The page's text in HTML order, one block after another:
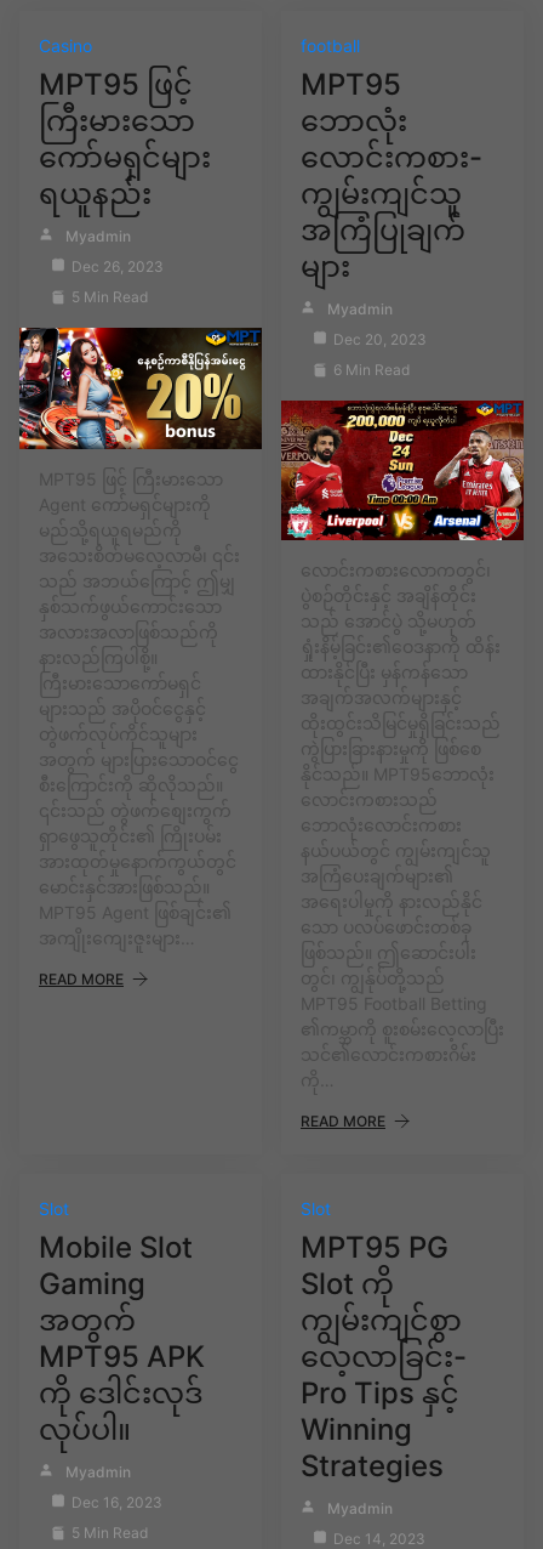
Casino
MPT95 ဖြင့်
ကြီးမားသော
ကော်မရှင်များ
ရယူနည်း
Myadmin
Dec 26, 2023
5 Min Read
MPT95 ဖြင့် ကြီးမားသော
Agent ကော်မရှင်များကို
မည်သို့ရယူရမည်ကို
အသေးစိတ်မလေ့လာမီ၊ ၎င်း
သည် အဘယ်ကြောင့် ဤမျှ
နှစ်သက်ဖွယ်ကောင်းသော
အလားအလာဖြစ်သည်ကို
နားလည်ကြပါစို့။
ကြီးမားသောကော်မရှင်
များသည် အပိုဝင်ငွေနှင့်
တွဲဖက်လုပ်ကိုင်သူများ
အတွက် များပြားသောဝင်ငွေ
စီးကြောင်းကို ဆိုလိုသည်။
၎င်းသည် တွဲဖက်စျေးကွက်
ရှာဖွေသူတိုင်း၏ ကြိုးပမ်း
အားထုတ်မှုနောက်ကွယ်တွင်
မောင်းနှင်အားဖြစ်သည်။
MPT95 ‌Agent ဖြစ်ချင်း၏
အကျိုးကျေးဇူးများ…
READ MORE
football
MPT95
ဘောလုံး
လောင်းကစား-
ကျွမ်းကျင်သူ
အကြံပြုချက်
များ
Myadmin
Dec 20, 2023
6 Min Read
လောင်းကစားလောကတွင်၊
ပွဲစဉ်တိုင်းနှင့် အချိန်တိုင်း
သည် အောင်ပွဲ သို့မဟုတ်
ရှုံးနိမ့်ခြင်း၏ဝေဒနာကို ထိန်း
ထားနိုင်ပြီး မှန်ကန်သော
အချက်အလက်များနှင့်
ထိုးထွင်းသိမြင်မှုရှိခြင်းသည်
ကွဲပြားခြားနားမှုကို ဖြစ်စေ
နိုင်သည်။ MPT95ဘောလုံး
လောင်းကစားသည်
ဘောလုံးလောင်းကစား
နယ်ပယ်တွင် ကျွမ်းကျင်သူ
အကြံပေးချက်များ၏
အရေးပါမှုကို နားလည်နိုင်
သော ပလပ်ဖောင်းတစ်ခု
ဖြစ်သည်။ ဤဆောင်းပါး
တွင်၊ ကျွန်ုပ်တို့သည်
MPT95 Football Betting
၏ကမ္ဘာကို စူးစမ်းလေ့လာပြီး
သင်၏လောင်းကစားဂိမ်း
ကို…
READ MORE
Slot
Mobile Slot
Gaming
အတွက်
MPT95 APK
ကို ဒေါင်းလုဒ်
လုပ်ပါ။
Myadmin
Dec 16, 2023
5 Min Read
Slot
MPT95 PG
Slot ကို
ကျွမ်းကျင်စွာ
လေ့လာခြင်း-
Pro Tips နှင့်
Winning
Strategies
Myadmin
Dec 14, 2023